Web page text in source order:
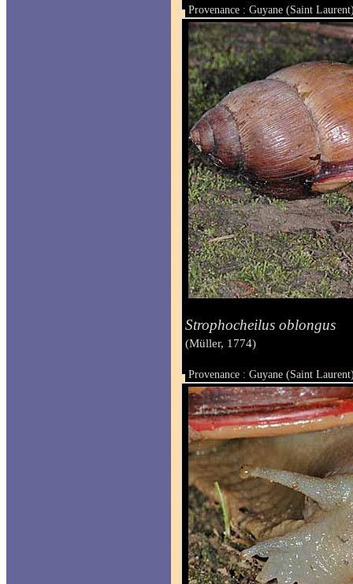
Provenance : Guyane (Saint
Taille :
Strophocheilus oblongus
(Müller, 1774)
Provenance : Guyane (Saint
Taille :